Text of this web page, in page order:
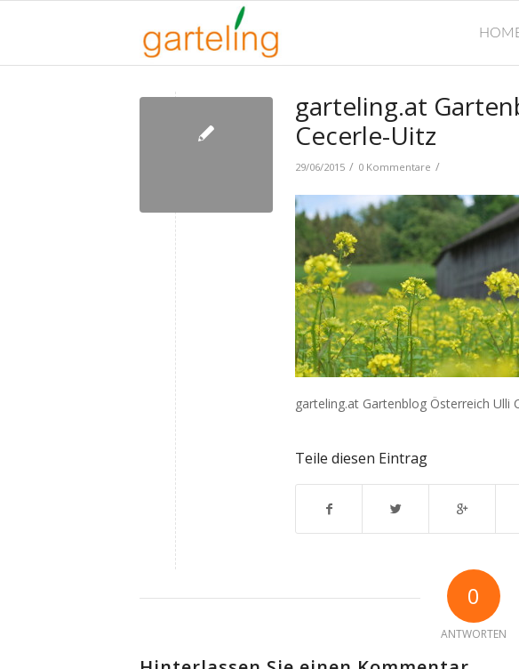
garteling.at
Cecerle-Uitz
29/06/2015 / 0 Kommentare /
garteling.at Gartenblog Österreich Ulli
Teile diesen Eintrag
0
ANTWORTEN